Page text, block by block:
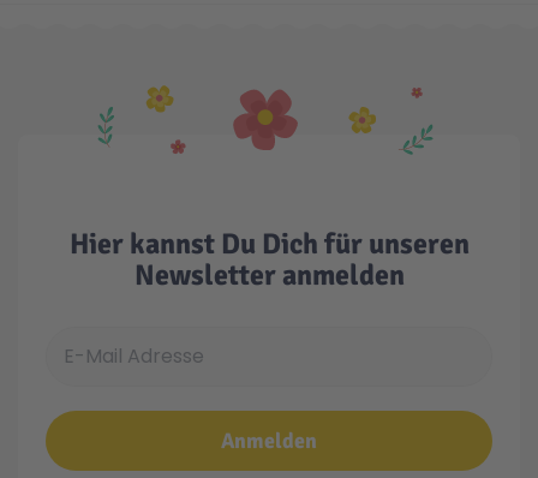
Hier kannst Du Dich für unseren
Newsletter anmelden
Anmelden